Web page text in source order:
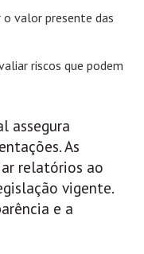
o valor presente das
riscos que podem
assegura
As
relatórios ao
vigente.
e a